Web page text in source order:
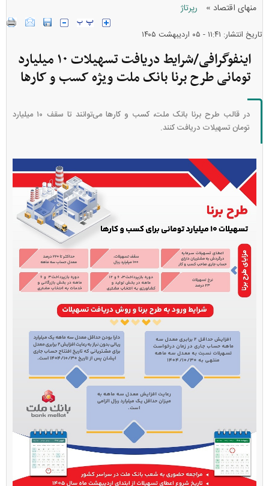
منهای اقتصاد » رپرتاژ
تاریخ انتشار: ۱۱:۴۱ - ۰۵ ارديبهشت ۱۴۰۵
اینفوگرافی/شرایط دریافت تسهیلات ۱۰ میلیارد
تومانی طرح برنا بانک ملت ویژه کسب و کارها
در قالب طرح برنا بانک ملت، کسب و کار‌ها می‌توانند تا سقف ۱۰ میلیارد
تومان تسهیلات دریافت کنند.